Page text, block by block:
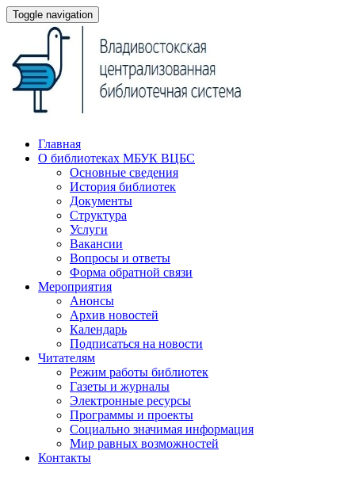
Toggle navigation
Главная
О библиотеках МБУК ВЦБС
Основные сведения
История библиотек
Документы
Структура
Услуги
Вакансии
Вопросы и ответы
Форма обратной связи
Мероприятия
Анонсы
Архив новостей
Календарь
Подписаться на новости
Читателям
Режим работы библиотек
Газеты и журналы
Электронные ресурсы
Программы и проекты
Социально значимая информация
Мир равных возможностей
Контакты